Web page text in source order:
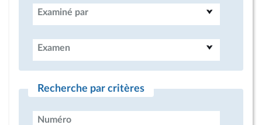
Examiné par
Examen
Recherche par critères
Numéro